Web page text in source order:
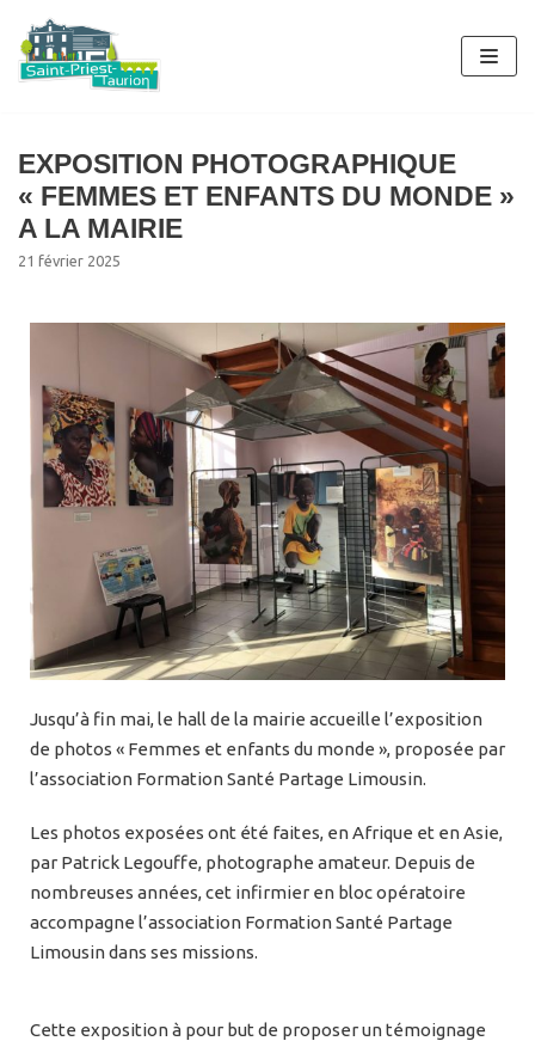
Aller
au
contenu
EXPOSITION PHOTOGRAPHIQUE
« FEMMES ET ENFANTS DU MONDE »
A LA MAIRIE
21 février 2025
Jusqu’à fin mai, le hall de la mairie accueille l’exposition
de photos « Femmes et enfants du monde », proposée par
l’association Formation Santé Partage Limousin.
Les photos exposées ont été faites, en Afrique et en Asie,
par Patrick Legouffe, photographe amateur. Depuis de
nombreuses années, cet infirmier en bloc opératoire
accompagne l’association Formation Santé Partage
Limousin dans ses missions.
Cette exposition à pour but de proposer un témoignage